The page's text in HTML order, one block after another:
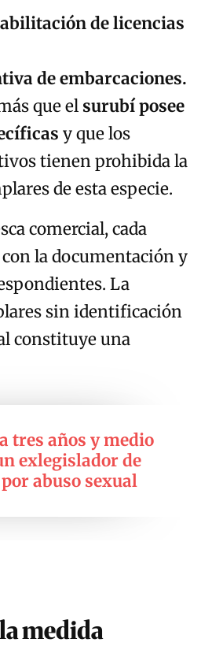
de licencias
de embarcaciones.
que el surubí posee
y que los
tienen prohibida la
de esta especie.
comercial, cada
la documentación y
La
sin identificación
constituye una
tres años y medio
exlegislador de
abuso sexual
medida